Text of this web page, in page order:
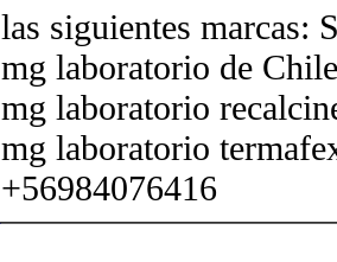
las siguientes marcas:
mg laboratorio de
mg laboratorio
mg laboratorio
+56984076416